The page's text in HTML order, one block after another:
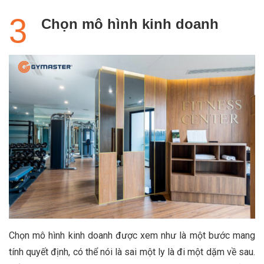
Chọn mô hình kinh doanh
Chọn mô hình kinh doanh được xem như là một bước mang
tính quyết định, có thể nói là sai một ly là đi một dặm về sau.